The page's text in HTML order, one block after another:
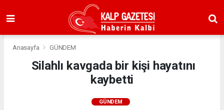
Anasayfa GÜNDEM
Silahlı kavgada bir kişi hayatını
kaybetti
GÜNDEM